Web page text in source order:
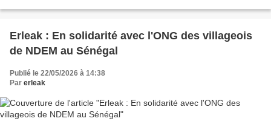
Erleak : En solidarité avec l'ONG des villageois
de NDEM au Sénégal
Publié le 22/05/2026 à 14:38
Par erleak